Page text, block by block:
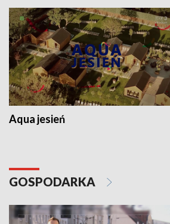
Aqua jesień
GOSPODARKA